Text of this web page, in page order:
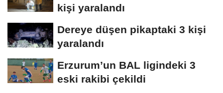
kişi yaralandı
Dereye düşen pikaptaki 3 kişi
yaralandı
Erzurum’un BAL ligindeki 3
eski rakibi çekildi